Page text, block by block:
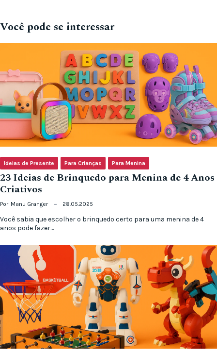
Você pode se interessar
Ideias de Presente Para Crianças Para Menina
23 Ideias de Brinquedo para Menina de 4 Anos
Criativos
Por Manu Granger 28.05.2025
Você sabia que escolher o brinquedo certo para uma menina de 4
anos pode fazer…